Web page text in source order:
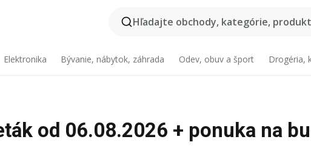
Hľadajte obchody, kategórie,
Elektronika Bývanie, nábytok, záhrada Odev, obuv a šport Drogéria,
od 06.08.2026 + ponuka na